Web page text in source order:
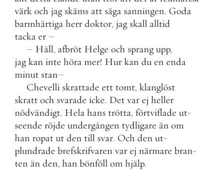
värk och jag skäms att säga sanningen. Goda
barmhärtiga herr doktor, jag skall alltid
tacka er –
– Håll, afbröt Helge och sprang upp,
jag kan inte höra mer! Hur kan du en enda
minut stan–
Chevelli skrattade ett tomt, klanglöst
skratt och svarade icke. Det var ej heller
nödvändigt. Hela hans trötta, förtviflade ut-
seende röjde undergången tydligare än om
han ropat ut den till svar. Och den ut-
plundrade brefskrifvaren var ej närmare bran-
ten än den, han bönföll om hjälp.